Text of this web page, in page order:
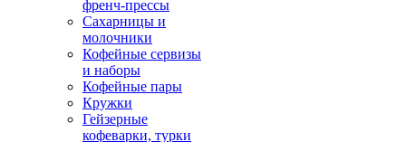
френч-прессы
Сахарницы и
молочники
Кофейные сервизы
и наборы
Кофейные пары
Кружки
Гейзерные
кофеварки, турки